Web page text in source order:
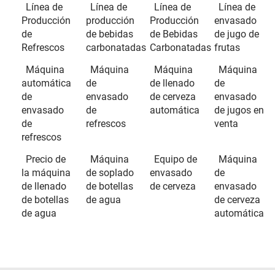
Línea de
Producción
de
Refrescos
Línea de
producción
de bebidas
carbonatadas
Línea de
Producción
de Bebidas
Carbonatadas
Línea de
envasado
de jugo de
frutas
Máquina
automática
de
envasado
de
refrescos
Máquina
de
envasado
de
refrescos
Máquina
de llenado
de cerveza
automática
Máquina
de
envasado
de jugos en
venta
Precio de
la máquina
de llenado
de botellas
de agua
Máquina
de soplado
de botellas
de agua
Equipo de
envasado
de cerveza
Máquina
de
envasado
de cerveza
automática